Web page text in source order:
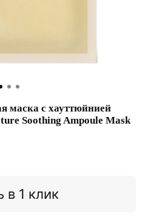
маска с хауттюйнией
Soothing Ampoule Mask
в 1 клик